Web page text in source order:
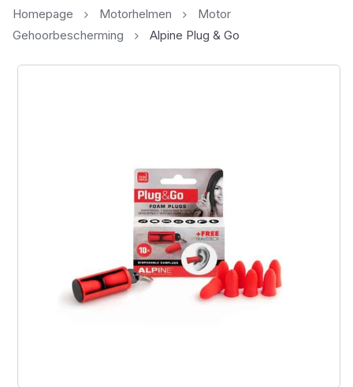
Homepage Motorhelmen
Motor
Gehoorbescherming
Alpine Plug & Go